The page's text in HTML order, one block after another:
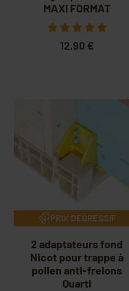
MAXI FORMAT
750ML
12,90 €
PRIX DEGRESSIF
2 adaptateurs fond
Nicot pour trappe à
pollen anti-frelons
Quarti